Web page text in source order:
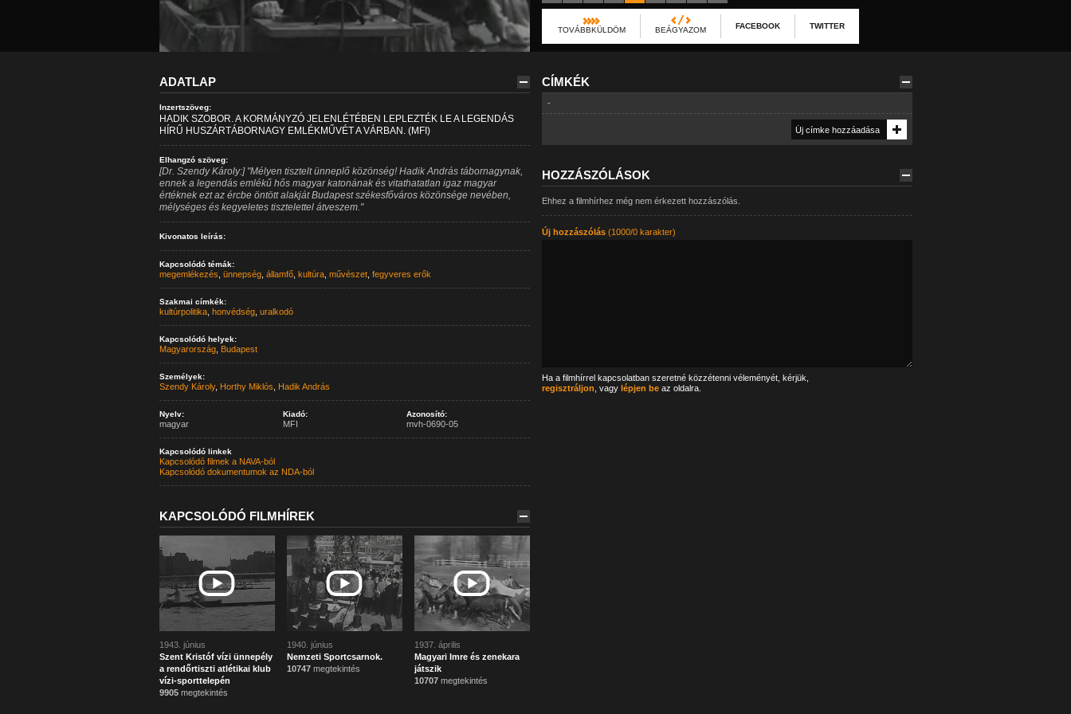
TOVÁBBKÜLDÖM BEÁGYAZOM FACEBOOK TWITTER
ADATLAP
Inzertszöveg:
HADIK SZOBOR. A KORMÁNYZÓ JELENLÉTÉBEN LEPLEZTÉK LE A LEGENDÁS
HÍRŰ HUSZÁRTÁBORNAGY EMLÉKMŰVÉT A VÁRBAN. (MFI)
Elhangzó szöveg:
[Dr. Szendy Károly:] "Mélyen tisztelt ünneplő közönség! Hadik András tábornagynak,
ennek a legendás emlékű hős magyar katonának és vitathatatlan igaz magyar
értéknek ezt az ércbe öntött alakját Budapest székesfőváros közönsége nevében,
mélységes és kegyeletes tisztelettel átveszem."
Kivonatos leírás:
Kapcsolódó témák:
megemlékezés ünnepség, államfő, kultúra, művészet, fegyveres erők
Szakmai címkék:
kultúrpolitika, honvédség, uralkodó
Kapcsolódó helyek:
Magyarország, Budapest
Személyek:
Szendy Károly, Horthy Miklós Hadik András
Nyelv:
magyar
Kiadó:
MFI
Azonosító:
mvh-0690-05
Kapcsolódó linkek
Kapcsolódó filmek a NAVA-ból
Kapcsolódó dokumentumok az NDA-ból
KAPCSOLÓDÓ FILMHÍREK
1943. június
Szent Kristóf vízi ünnepély
a rendőrtiszti atlétikai klub
vízi-sporttelepén
9905megtekintés
1940. június
Nemzeti Sportcsarnok.
10747megtekintés
1937. április
Magyari Imre és zenekara
játszik
10707megtekintés
CÍMKÉK
-
HOZZÁSZÓLÁSOK
Ehhez a filmhírhez még nem érkezett hozzászólás.
Új hozzászólás(1000/0 karakter)
Ha a filmhírrel kapcsolatban szeretné közzétenni véleményét, kérjük,
regisztráljon , vagy lépjen beaz oldalra.